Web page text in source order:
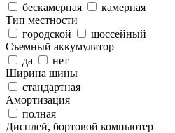
бескамерная
камерная
Тип местности
городской
шоссейный
Съемный аккумулятор
да
нет
Ширина шины
стандартная
Амортизация
полная
Дисплей, бортовой компьютер